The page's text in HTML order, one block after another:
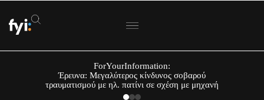
ForYourInformation:
Έρευνα: Μεγαλύτερος κίνδυνος σοβαρού
τραυματισμού με ηλ. πατίνι σε σχέση με μηχανή